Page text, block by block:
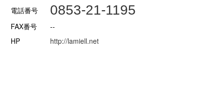
電話番号
0853-21-1195
FAX番号
--
HP
http://lamiell.net